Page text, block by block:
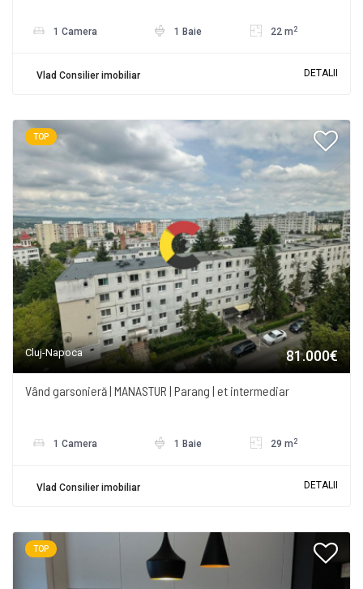
1 Camera 1 Baie 22 m 2
Vlad Consilier imobiliar DETALII
TOP
Cluj-Napoca 81.000€
Vând garsonieră | MANASTUR | Parang | et intermediar
1 Camera 1 Baie 29 m 2
Vlad Consilier imobiliar DETALII
TOP